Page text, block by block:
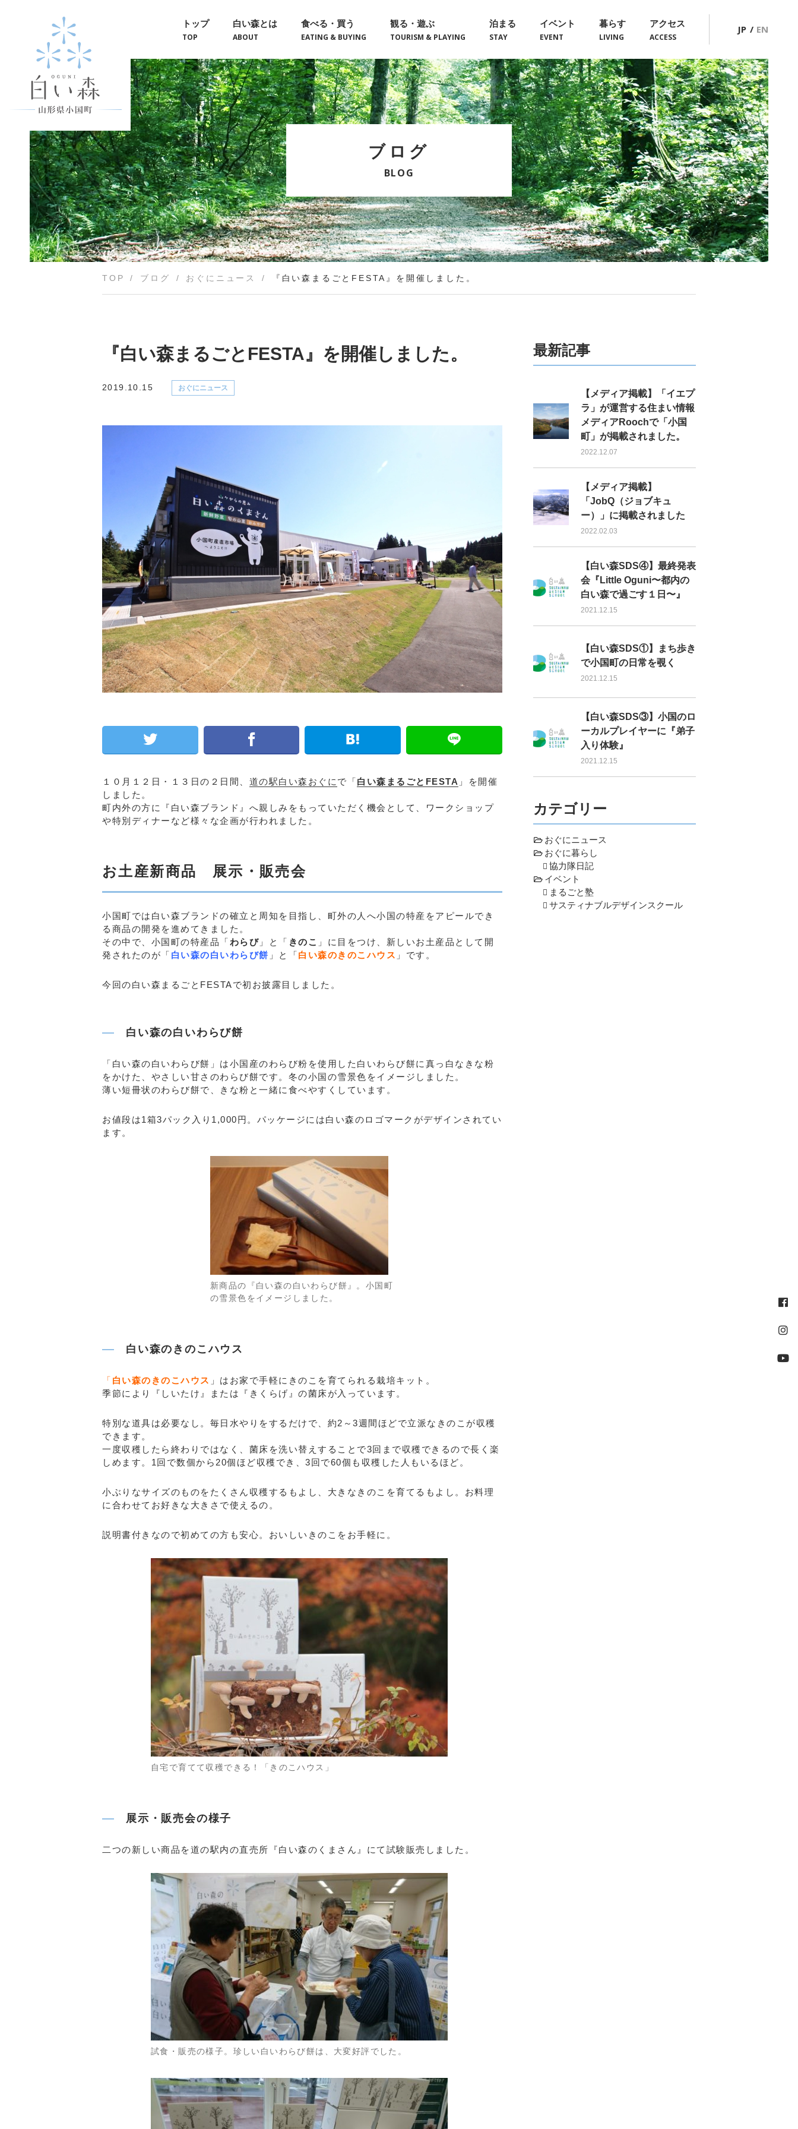
トップ
TOP
白い森とは
ABOUT
食べる・買う
EATING & BUYING
観る・遊ぶ
TOURISM & PLAYING
泊まる
STAY
イベント
EVENT
暮らす
LIVING
アクセス
ACCESS
JP EN
ブログ
BLOG
TOP ブログ おぐにニュース 『白い森まるごとFESTA』を開催しました。
『白い森まるごとFESTA』を開催しました。
2019.10.15 おぐにニュース
１０月１２日・１３日の２日間、 道の駅白い森おぐに で「白い森まるごとFESTA 」を開催
しました。
町内外の方に『白い森ブランド』へ親しみをもっていただく機会として、ワークショップ
や特別ディナーなど様々な企画が行われました。
お土産新商品 展示・販売会
小国町では白い森ブランドの確立と周知を目指し、町外の人へ小国の特産をアピールでき
る商品の開発を進めてきました。
その中で、小国町の特産品「わらび 」と「 きのこ 」に目をつけ、新しいお土産品として開
発されたのが「 白い森の白いわらび餅 」と「白い森のきのこハウス 」です。
今回の白い森まるごとFESTAで初お披露目しました。
白い森の白いわらび餅
「白い森の白いわらび餅」は小国産のわらび粉を使用した白いわらび餅に真っ白なきな粉
をかけた、やさしい甘さのわらび餅です。冬の小国の雪景色をイメージしました。
薄い短冊状のわらび餅で、きな粉と一緒に食べやすくしています。
お値段は1箱3パック入り1,000円。パッケージには白い森のロゴマークがデザインされてい
ます。
新商品の『白い森の白いわらび餅』。小国町
の雪景色をイメージしました。
白い森のきのこハウス
「 白い森のきのこハウス 」はお家で手軽にきのこを育てられる栽培キット。
季節により『しいたけ』または『きくらげ』の菌床が入っています。
特別な道具は必要なし。毎日水やりをするだけで、約2～3週間ほどで立派なきのこが収穫
できます。
一度収穫したら終わりではなく、菌床を洗い替えすることで3回まで収穫できるので長く楽
しめます。1回で数個から20個ほど収穫でき、3回で60個も収穫した人もいるほど。
小ぶりなサイズのものをたくさん収穫するもよし、大きなきのこを育てるもよし。お料理
に合わせてお好きな大きさで使えるの。
説明書付きなので初めての方も安心。おいしいきのこをお手軽に。
自宅で育てて収穫できる！「きのこハウス」
展示・販売会の様子
二つの新しい商品を道の駅内の直売所『白い森のくまさん』にて試験販売しました。
試食・販売の様子。珍しい白いわらび餅は、大変好評でした。
最新記事
【メディア掲載】「イエプ
ラ」が運営する住まい情報
メディアRoochで「小国
町」が掲載されました。
2022.12.07
【メディア掲載】
「JobQ（ジョブキュ
ー）」に掲載されました
2022.02.03
【白い森SDS④】最終発表
会『Little Oguni〜都内の
白い森で過ごす１日〜』
2021.12.15
【白い森SDS①】まち歩き
で小国町の日常を覗く
2021.12.15
【白い森SDS③】小国のロ
ーカルプレイヤーに『弟子
入り体験』
2021.12.15
カテゴリー
おぐにニュース
おぐに暮らし
協力隊日記
イベント
まるごと塾
サスティナブルデザインスクール